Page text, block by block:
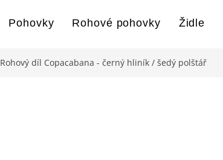
Pohovky Rohové pohovky Židle
Rohový díl Copacabana - černý hliník / šedý polštář